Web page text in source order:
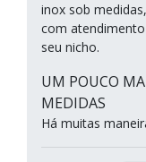
inox sob
com
seu nicho.
UM POUCO
MEDIDAS
Há muitas